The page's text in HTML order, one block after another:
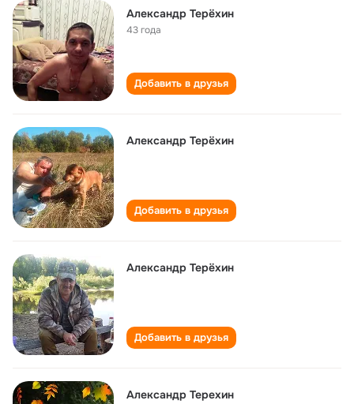
Александр Терёхин
43 года
Добавить в друзья
Александр Терёхин
Добавить в друзья
Александр Терёхин
Добавить в друзья
Александр Терехин